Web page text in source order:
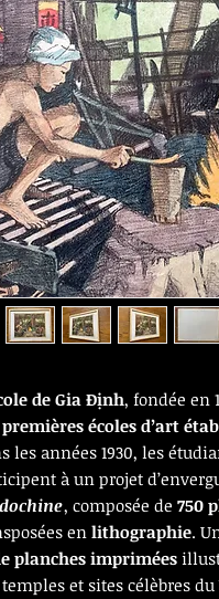
de Gia Định, fondée en
premières écoles d’art
les années 1930, les
à un projet
, composée de 750
en lithographie.
planches imprimées
temples et sites célèbres